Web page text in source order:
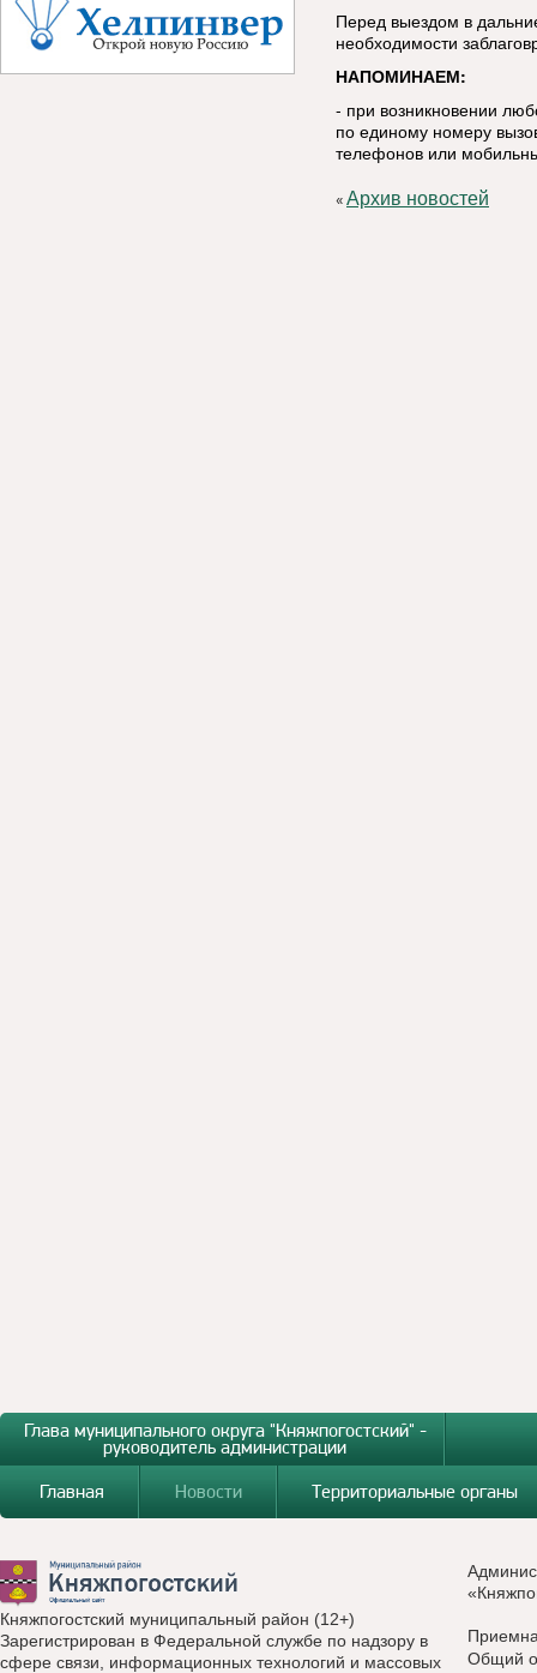
Перед выездом в
необходимости
НАПОМИНАЕМ:
- при возникновении
по единому номеру
телефонов или
«Архив новостей
Глава муниципального округа "Княжпогостский" -
руководитель администрации
Главная
Новости Территориальные органы
Княжпогостский муниципальный район (12+)
Зарегистрирован в Федеральной службе по надзору в
сфере связи, информационных технологий и массовых
Общий